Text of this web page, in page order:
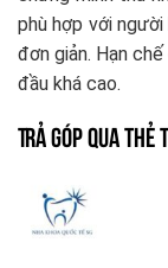
phù hợp với
đơn giản. Hạn
đầu khá cao.
Trả Góp Qua